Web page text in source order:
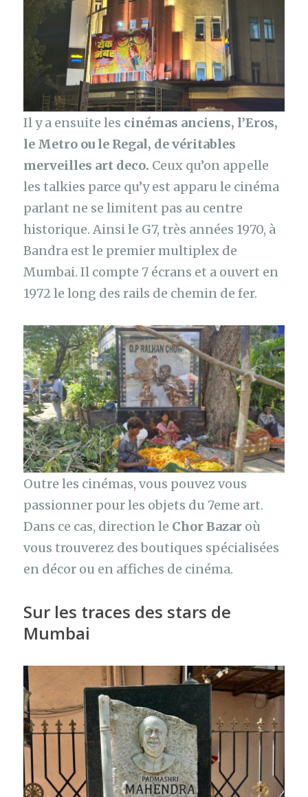
Il y a ensuite les cinémas anciens, l’Eros,
le Metro ou le Regal, de véritables
merveilles art deco. Ceux qu’on appelle
les talkies parce qu’y est apparu le cinéma
parlant ne se limitent pas au centre
historique. Ainsi le G7, très années 1970, à
Bandra est le premier multiplex de
Mumbai. Il compte 7 écrans et a ouvert en
1972 le long des rails de chemin de fer.
Outre les cinémas, vous pouvez vous
passionner pour les objets du 7eme art.
Dans ce cas, direction le Chor Bazar où
vous trouverez des boutiques spécialisées
en décor ou en affiches de cinéma.
Sur les traces des stars de
Mumbai